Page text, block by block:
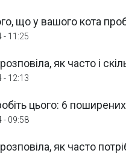
що у вашого кота
- 11:25
як часто і
- 12:13
цього: 6
- 09:58
як часто